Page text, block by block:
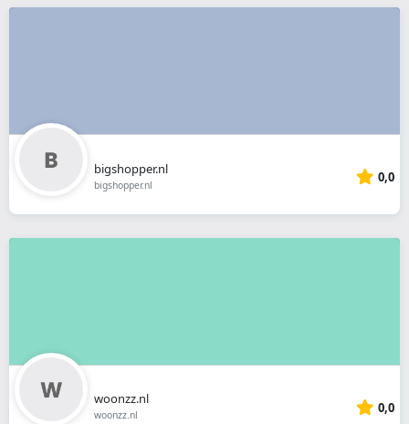
bigshopper.nl
bigshopper.nl 0,0
woonzz.nl
woonzz.nl 0,0